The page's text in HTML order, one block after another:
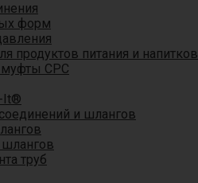
форм
продуктов питания и напитков
CPC
It®
и шлангов
труб